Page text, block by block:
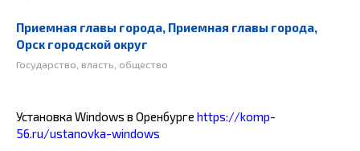
Приемная главы города, Приемная главы города,
Орск городской округ
Государство, власть, общество
Установка Windows в Оренбурге https://komp-
56.ru/ustanovka-windows